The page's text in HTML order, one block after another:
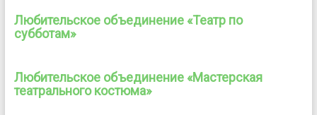
Любительское объединение «Театр по
субботам»
Любительское объединение «Мастерская
театрального костюма»